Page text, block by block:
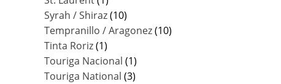
Syrah / Shiraz(10)
Tempranillo / Aragonez(10)
Tinta Roriz(1)
Touriga Nacional (1)
Touriga National (3)